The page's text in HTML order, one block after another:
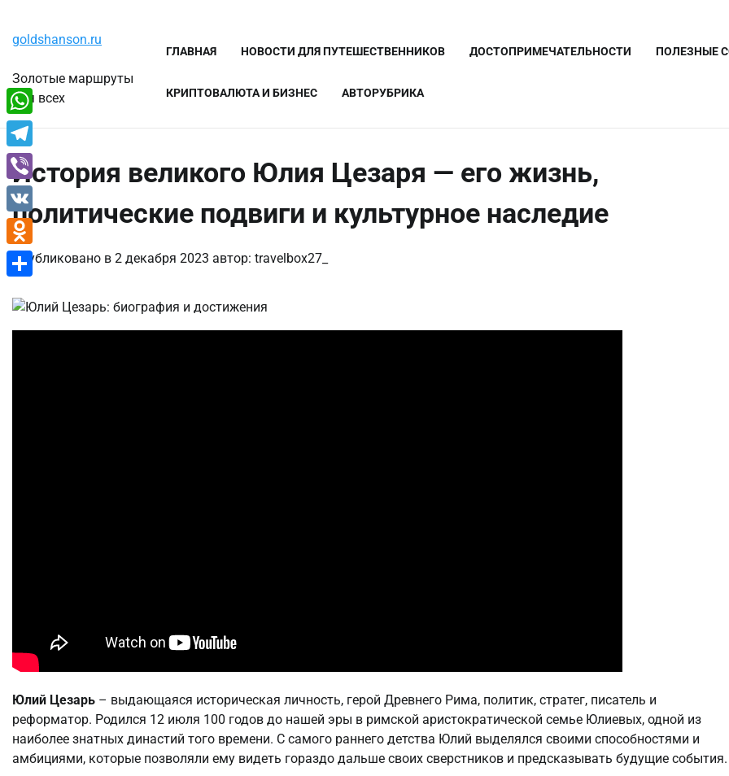
содержимому
goldshanson.ru
Золотые маршруты
для всех
ГЛАВНАЯ НОВОСТИ ДЛЯ ПУТЕШЕСТВЕННИКОВ ДОСТОПРИМЕЧАТЕЛЬНОСТИ ПОЛЕЗНЫЕ
КРИПТОВАЛЮТА И БИЗНЕС АВТОРУБРИКА
История великого Юлия Цезаря — его жизнь,
политические подвиги и культурное наследие
Опубликовано в 2 декабря 2023 автор: travelbox27_
Юлий Цезарь – выдающаяся историческая личность, герой Древнего Рима, политик, стратег, писатель и
реформатор. Родился 12 июля 100 годов до нашей эры в римской аристократической семье Юлиевых, одной из
наиболее знатных династий того времени. С самого раннего детства Юлий выделялся своими способностями и
амбициями, которые позволяли ему видеть гораздо дальше своих сверстников и предсказывать будущие события.
WhatsApp
Telegram
Viber
VK
Odnoklassniki